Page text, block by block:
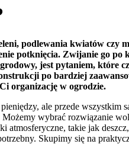
podlewania kwiatów
potknięcia. Zwijanie go po
jest pytaniem, które
po bardziej
organizację w ogrodzie.
ale przede
wybrać rozwiązanie
takie jak
Skupimy się na